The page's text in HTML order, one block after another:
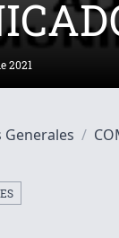
2021
Generales /